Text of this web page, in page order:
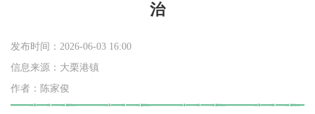
治
发布时间：2026-06-03 16:00
信息来源：大栗港镇
作者：陈家俊